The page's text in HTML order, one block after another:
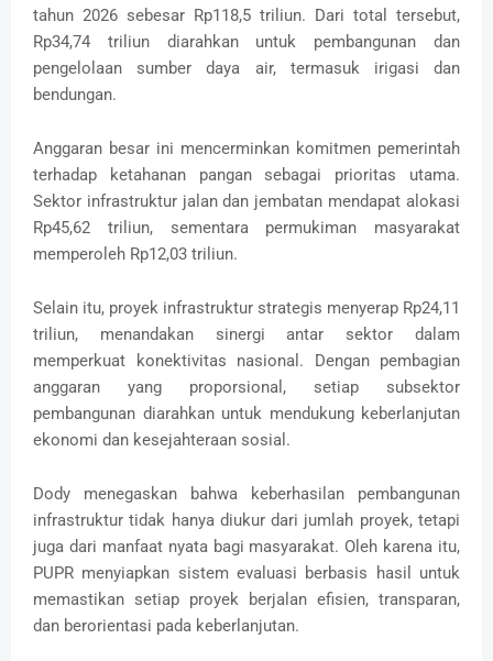
tahun 2026 sebesar Rp118,5 triliun. Dari total tersebut,
Rp34,74 triliun diarahkan untuk pembangunan dan
pengelolaan sumber daya air, termasuk irigasi dan
bendungan.
Anggaran besar ini mencerminkan komitmen pemerintah
terhadap ketahanan pangan sebagai prioritas utama.
Sektor infrastruktur jalan dan jembatan mendapat alokasi
Rp45,62 triliun, sementara permukiman masyarakat
memperoleh Rp12,03 triliun.
Selain itu, proyek infrastruktur strategis menyerap Rp24,11
triliun, menandakan sinergi antar sektor dalam
memperkuat konektivitas nasional. Dengan pembagian
anggaran yang proporsional, setiap subsektor
pembangunan diarahkan untuk mendukung keberlanjutan
ekonomi dan kesejahteraan sosial.
Dody menegaskan bahwa keberhasilan pembangunan
infrastruktur tidak hanya diukur dari jumlah proyek, tetapi
juga dari manfaat nyata bagi masyarakat. Oleh karena itu,
PUPR menyiapkan sistem evaluasi berbasis hasil untuk
memastikan setiap proyek berjalan efisien, transparan,
dan berorientasi pada keberlanjutan.